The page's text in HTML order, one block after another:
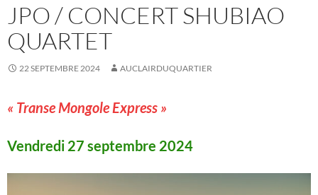
JPO / CONCERT SHUBIAO
QUARTET
22 SEPTEMBRE 2024 AUCLAIRDUQUARTIER
« Transe Mongole Express »
Vendredi 27 septembre 2024